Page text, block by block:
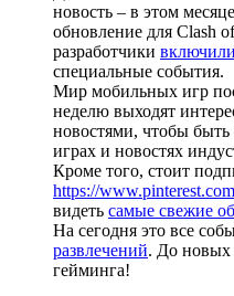
новость – в этом
обновление для Clash
разработчики
специальные события.
Мир мобильных игр
неделю выходят
новостями, чтобы
играх и новостях
Кроме того, стоит
https://
видеть самые свежие
На сегодня это все
развлечений. До новых
гейминга!